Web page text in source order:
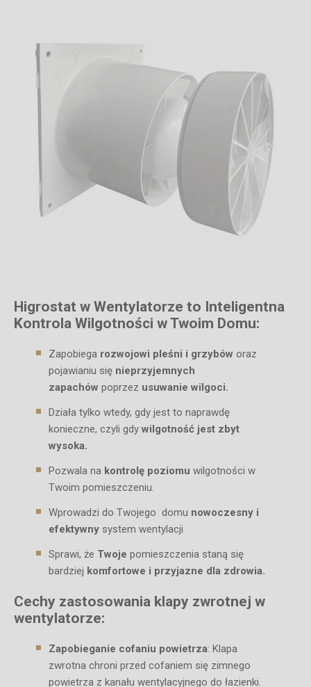
Higrostat w Wentylatorze to Inteligentna
Kontrola Wilgotności w Twoim Domu:
Zapobiega rozwojowi pleśni i grzybów oraz
pojawianiu się nieprzyjemnych
zapachów poprzez usuwanie wilgoci.
Działa tylko wtedy, gdy jest to naprawdę
konieczne, czyli gdy wilgotność jest zbyt
wysoka.
Pozwala na kontrolę poziomu wilgotności w
Twoim pomieszczeniu.
Wprowadzi do Twojego domu nowoczesny i
efektywny system wentylacji
Sprawi, że Twoje pomieszczenia staną się
bardziej komfortowe i przyjazne dla zdrowia.
Cechy zastosowania klapy zwrotnej w
wentylatorze:
Zapobieganie cofaniu powietrza: Klapa
zwrotna chroni przed cofaniem się zimnego
powietrza z kanału wentylacyjnego do łazienki.